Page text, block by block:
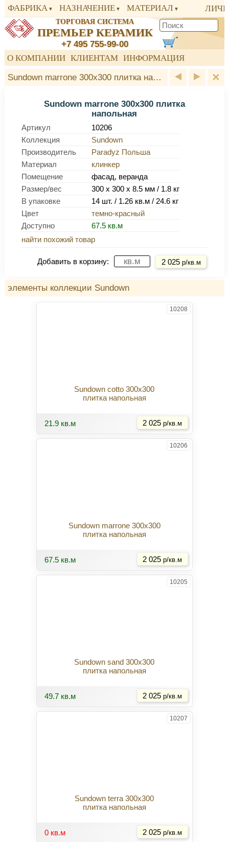
ФАБРИКА НАЗНАЧЕНИЕ МАТЕРИАЛ
ТОРГОВАЯ СИСТЕМА
ПРЕМЬЕР КЕРАМИК
+7 495 755-99-00
О КОМПАНИИ КЛИЕНТАМ ИНФОРМАЦИЯ
Sundown marrone 300x300 плитка напольная Paradyz
Sundown marrone 300x300 плитка
напольная
Артикул
10206
Коллекция
Sundown
Производитель
Paradyz Польша
Материал
клинкер
Помещение
фасад, веранда
Размер/вес
300 x 300 x 8.5 мм / 1.8 кг
В упаковке
14 шт. / 1.26 кв.м / 24.6 кг
Цвет
темно-красный
Доступно
67.5 кв.м
найти похожий товар
Добавить в корзину: 2 025р/кв.м
элементы коллекции Sundown
10208
Sundown cotto 300x300
плитка напольная
21.9 кв.м 2 025 р/кв.м
10206
Sundown marrone 300x300
плитка напольная
67.5 кв.м 2 025 р/кв.м
10205
Sundown sand 300x300
плитка напольная
49.7 кв.м 2 025 р/кв.м
10207
Sundown terra 300x300
плитка напольная
0 кв.м 2 025 р/кв.м